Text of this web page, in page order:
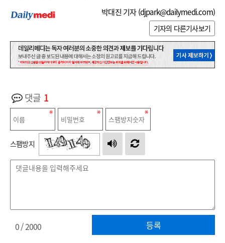
박대진 기자 (djpark@dailymedi.com)
기자의 다른기사보기
댓글 1
스팸방지
등록
0/ 2000